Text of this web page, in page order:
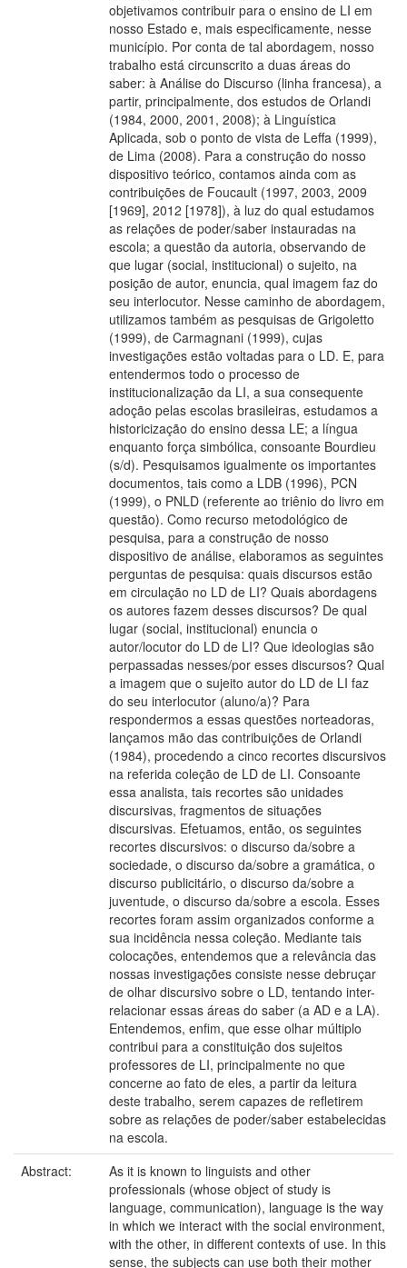
objetivamos contribuir para o ensino de LI em
nosso Estado e, mais especificamente, nesse
município. Por conta de tal abordagem, nosso
trabalho está circunscrito a duas áreas do
saber: à Análise do Discurso (linha francesa), a
partir, principalmente, dos estudos de Orlandi
(1984, 2000, 2001, 2008); à Linguística
Aplicada, sob o ponto de vista de Leffa (1999),
de Lima (2008). Para a construção do nosso
dispositivo teórico, contamos ainda com as
contribuições de Foucault (1997, 2003, 2009
[1969], 2012 [1978]), à luz do qual estudamos
as relações de poder/saber instauradas na
escola; a questão da autoria, observando de
que lugar (social, institucional) o sujeito, na
posição de autor, enuncia, qual imagem faz do
seu interlocutor. Nesse caminho de abordagem,
utilizamos também as pesquisas de Grigoletto
(1999), de Carmagnani (1999), cujas
investigações estão voltadas para o LD. E, para
entendermos todo o processo de
institucionalização da LI, a sua consequente
adoção pelas escolas brasileiras, estudamos a
historicização do ensino dessa LE; a língua
enquanto força simbólica, consoante Bourdieu
(s/d). Pesquisamos igualmente os importantes
documentos, tais como a LDB (1996), PCN
(1999), o PNLD (referente ao triênio do livro em
questão). Como recurso metodológico de
pesquisa, para a construção de nosso
dispositivo de análise, elaboramos as seguintes
perguntas de pesquisa: quais discursos estão
em circulação no LD de LI? Quais abordagens
os autores fazem desses discursos? De qual
lugar (social, institucional) enuncia o
autor/locutor do LD de LI? Que ideologias são
perpassadas nesses/por esses discursos? Qual
a imagem que o sujeito autor do LD de LI faz
do seu interlocutor (aluno/a)? Para
respondermos a essas questões norteadoras,
lançamos mão das contribuições de Orlandi
(1984), procedendo a cinco recortes discursivos
na referida coleção de LD de LI. Consoante
essa analista, tais recortes são unidades
discursivas, fragmentos de situações
discursivas. Efetuamos, então, os seguintes
recortes discursivos: o discurso da/sobre a
sociedade, o discurso da/sobre a gramática, o
discurso publicitário, o discurso da/sobre a
juventude, o discurso da/sobre a escola. Esses
recortes foram assim organizados conforme a
sua incidência nessa coleção. Mediante tais
colocações, entendemos que a relevância das
nossas investigações consiste nesse debruçar
de olhar discursivo sobre o LD, tentando inter-
relacionar essas áreas do saber (a AD e a LA).
Entendemos, enfim, que esse olhar múltiplo
contribui para a constituição dos sujeitos
professores de LI, principalmente no que
concerne ao fato de eles, a partir da leitura
deste trabalho, serem capazes de refletirem
sobre as relações de poder/saber estabelecidas
na escola.
Abstract:
As it is known to linguists and other
professionals (whose object of study is
language, communication), language is the way
in which we interact with the social environment,
with the other, in different contexts of use. In this
sense, the subjects can use both their mother